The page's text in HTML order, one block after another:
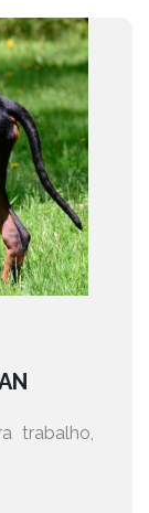
trabalho,